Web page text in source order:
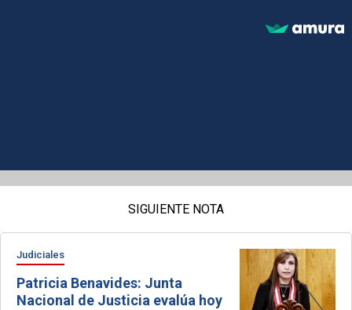
SIGUIENTE NOTA
Judiciales
Patricia Benavides: Junta
Nacional de Justicia evalúa hoy